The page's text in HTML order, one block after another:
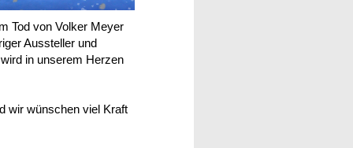
Tod von Volker Meyer
Aussteller und
in unserem Herzen
wir wünschen viel Kraft